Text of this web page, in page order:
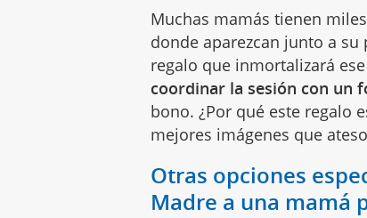
Muchas mamás tienen
donde aparezcan junto a
regalo que inmortalizará
coordinar la sesión con un
bono. ¿Por qué este regalo
mejores imágenes que
Otras opciones
Madre a una mamá